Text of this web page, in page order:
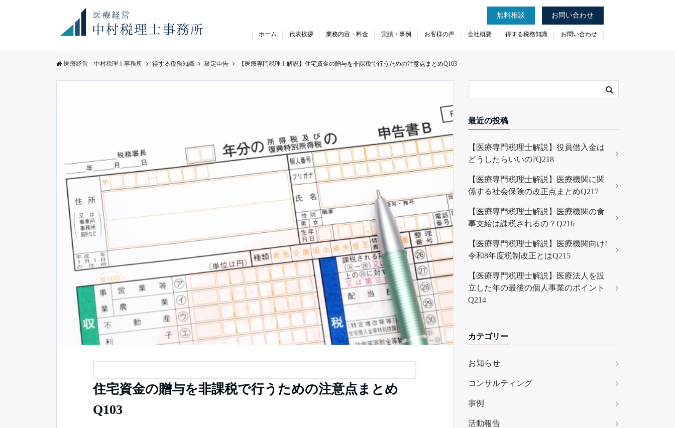
無料相談 お問い合わせ
ホーム 代表挨拶 業務内容・料金 実績・事例 お客様の声 会社概要 得する税務知識 お問い合わせ
お知らせ 満席御礼！ 現在、顧問先件数が上限に達しております。令和8年度のご予約のご希望のみ、お問い合わせください。
医療経営 中村税理士事務所 得する税務知識 確定申告 【医療専門税理士解説】住宅資金の贈与を非課税で行うための注意点まとめQ103
住宅資金の贈与を非課税で行うための注意点まとめ
Q103
最近の投稿
【医療専門税理士解説】役員借入金は
どうしたらいいの?Q218
【医療専門税理士解説】医療機関に関
係する社会保険の改正点まとめQ217
【医療専門税理士解説】医療機関の食
事支給は課税されるの？Q216
【医療専門税理士解説】医療機関向け!
令和8年度税制改正とはQ215
【医療専門税理士解説】医療法人を設
立した年の最後の個人事業のポイント
Q214
カテゴリー
お知らせ
コンサルティング
事例
活動報告